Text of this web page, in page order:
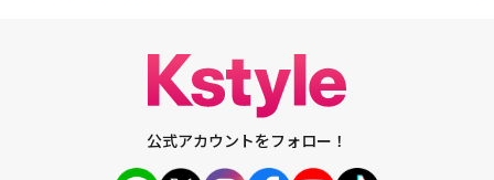
公式アカウントをフォロー！